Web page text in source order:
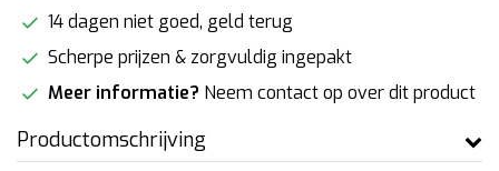
14 dagen niet goed, geld terug
Scherpe prijzen & zorgvuldig ingepakt
Meer informatie? Neem contact op over dit product
Productomschrijving